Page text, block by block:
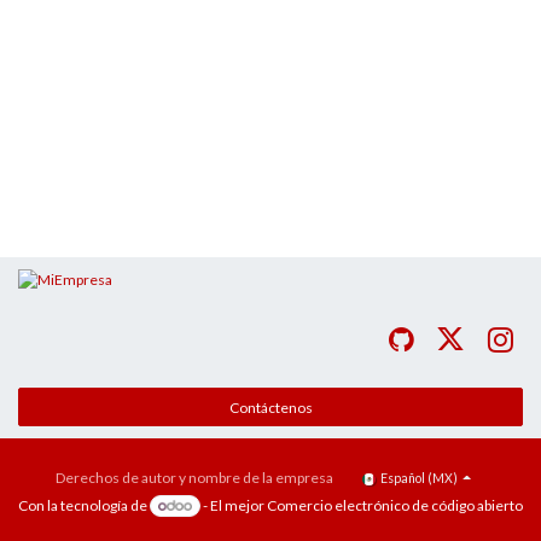
Contáctenos
Derechos de autor y nombre de la empresa Español (MX)
Con la tecnología de - El mejorComercio electrónico de código abierto